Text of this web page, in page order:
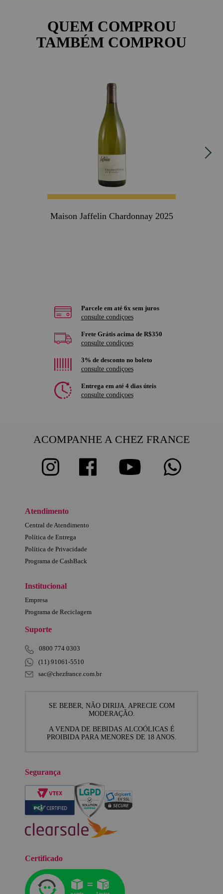
QUEM COMPROU
TAMBÉM COMPROU
Maison Jaffelin Chardonnay 2025
Parcele em até 6x sem juros
consulte condiçoes
Frete Grátis acima de R$350
consulte condiçoes
3% de desconto no boleto
consulte condiçoes
Entrega em até 4 dias úteis
consulte condiçoes
ACOMPANHE A CHEZ FRANCE
Atendimento
Central de Atendimento
Política de Entrega
Política de Privacidade
Programa de CashBack
Institucional
Empresa
Programa de Reciclagem
Suporte
0800 774 0303
(11) 91061-5510
sac@chezfrance.com.br
SE BEBER, NÃO DIRIJA. APRECIE COM
MODERAÇÃO.
A VENDA DE BEBIDAS ALCOÓLICAS É
PROIBIDA PARA MENORES DE 18 ANOS.
Segurança
Certificado